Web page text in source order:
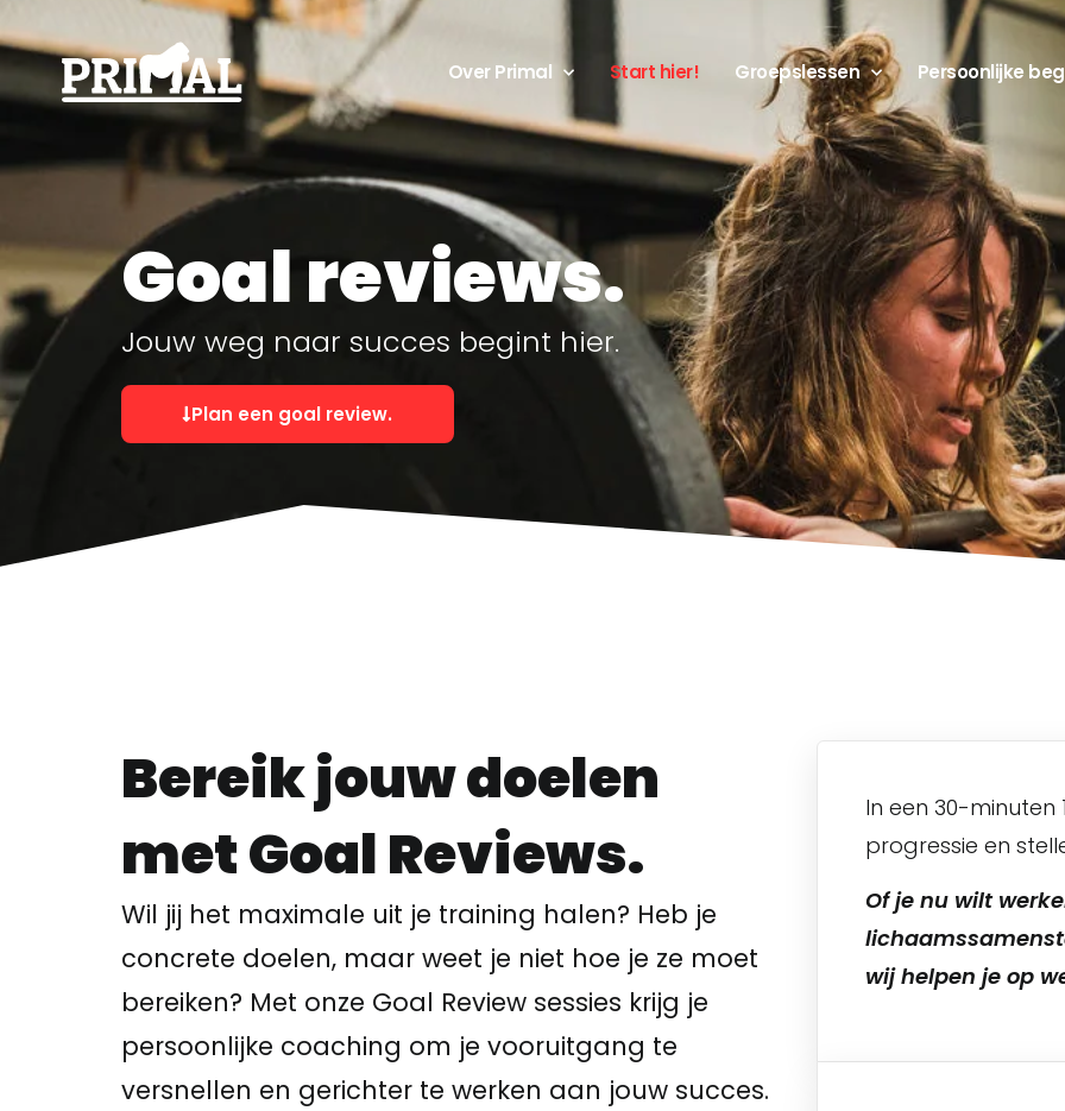
Over Primal Start hier! Groepslessen Persoonlijke
Goal reviews.
Jouw weg naar succes begint hier.
Plan een goal review.
In een 30-minuten
progressie en
Of je nu wilt
wij helpen je op
Bereik jouw doelen
met Goal Reviews.
Wil jij het maximale uit je training halen? Heb je
concrete doelen, maar weet je niet hoe je ze moet
bereiken? Met onze Goal Review sessies krijg je
persoonlijke coaching om je vooruitgang te
versnellen en gerichter te werken aan jouw succes.